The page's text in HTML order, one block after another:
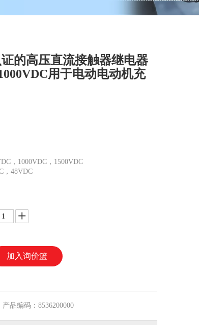
的高压直流接触器继电器
用于电动电动机充
，1000VDC，1500VDC
，48VDC
加入询价篮
产品编码： 8536200000